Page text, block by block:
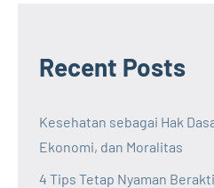
Recent Posts
Kesehatan sebagai Hak
Ekonomi, dan Moralitas
4 Tips Tetap Nyaman